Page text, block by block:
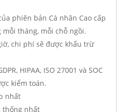
phiên bản Cá nhân Cao cấp
tháng, mỗi chỗ ngồi.
chi phí sẽ được khấu trừ
HIPAA, ISO 27001 và SOC
kiểm toán.
nhất
thống nhất